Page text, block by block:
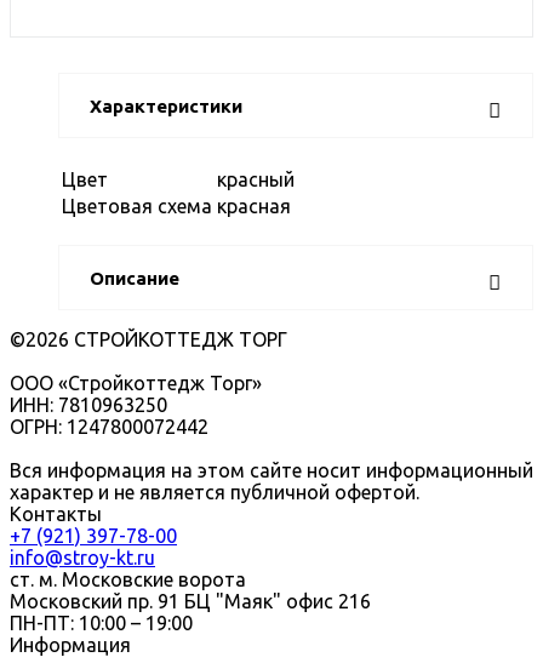
Характеристики
Цвет
красный
Цветовая схема красная
Описание
©2026 СТРОЙКОТТЕДЖ ТОРГ
ООО «Стройкоттедж Торг»
ИНН: 7810963250
ОГРН: 1247800072442
Вся информация на этом сайте носит информационный
характер и не является публичной офертой.
Контакты
+7 (921) 397-78-00
info@stroy-kt.ru
ст. м. Московские ворота
Московский пр. 91 БЦ "Маяк" офис 216
ПН-ПТ: 10:00 – 19:00
Информация